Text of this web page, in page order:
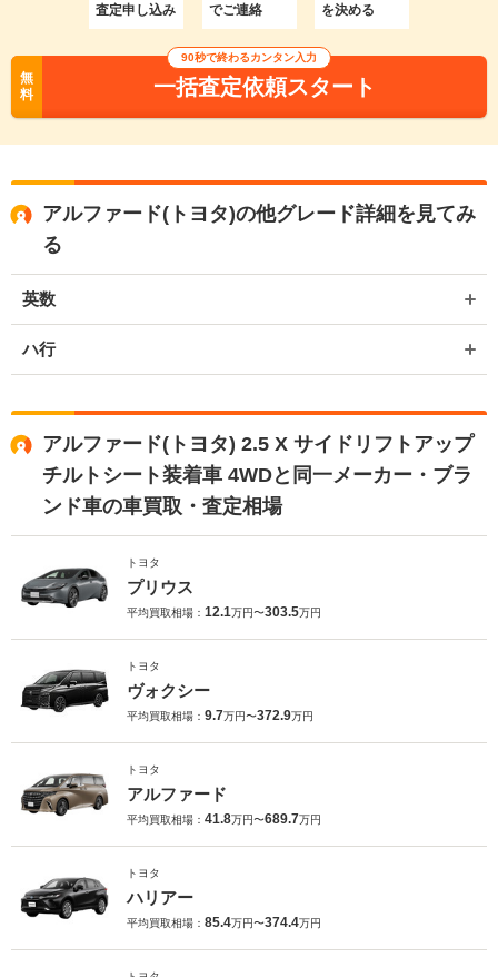
査定申し込み
でご連絡
を決める
無
料
90秒で終わるカンタン入力
一括査定依頼スタート
アルファード(トヨタ)の他グレード詳細を見てみ
る
英数
ハ行
アルファード(トヨタ) 2.5 X サイドリフトアップ
チルトシート装着車 4WDと同一メーカー・ブラ
ンド車の車買取・査定相場
トヨタ
プリウス
平均買取相場： 12.1万円〜303.5万円
トヨタ
ヴォクシー
平均買取相場： 9.7万円〜372.9万円
トヨタ
アルファード
平均買取相場： 41.8万円〜689.7万円
トヨタ
ハリアー
平均買取相場： 85.4万円〜374.4万円